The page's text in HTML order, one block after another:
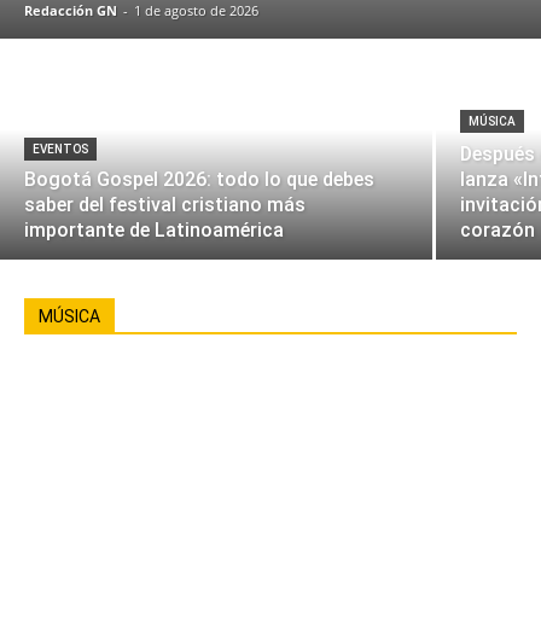
Redacción GN - 1 de agosto de 2026
EVENTOS
Bogotá Gospel 2026: todo lo que debes
saber del festival cristiano más
importante de Latinoamérica
MÚSICA
lanza
corazón
MÚSICA